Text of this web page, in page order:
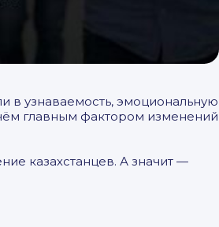
в узнаваемость, эмоциональную
главным фактором изменений
казахстанцев. А значит —